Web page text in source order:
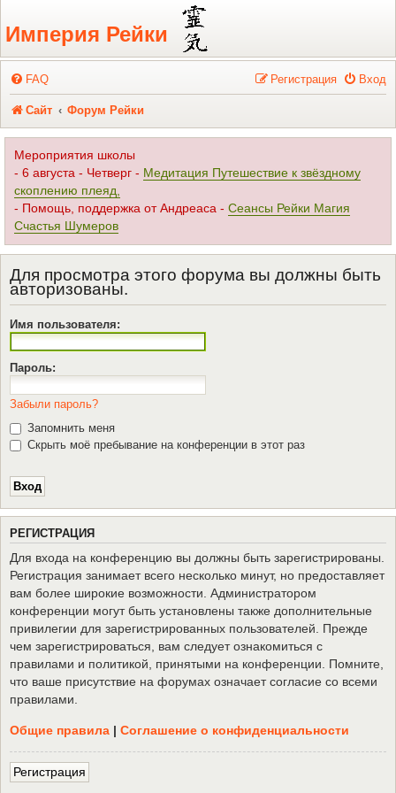
Регистрация
Империя Рейки
FAQ Вход
Регистрация
Сайт Форум Рейки
Мероприятия школы
- 6 августа - Четверг - Медитация Путешествие к звёздному
скоплению плеяд,
- Помощь, поддержка от Андреаса - Сеансы Рейки Магия
Счастья Шумеров
Для просмотра этого форума вы должны быть
авторизованы.
Имя пользователя:
Пароль:
Забыли пароль?
Запомнить меня
Скрыть моё пребывание на конференции в этот раз
РЕГИСТРАЦИЯ
Для входа на конференцию вы должны быть зарегистрированы.
Регистрация занимает всего несколько минут, но предоставляет
вам более широкие возможности. Администратором
конференции могут быть установлены также дополнительные
привилегии для зарегистрированных пользователей. Прежде
чем зарегистрироваться, вам следует ознакомиться с
правилами и политикой, принятыми на конференции. Помните,
что ваше присутствие на форумах означает согласие со всеми
правилами.
Общие правила | Соглашение о конфиденциальности
Регистрация